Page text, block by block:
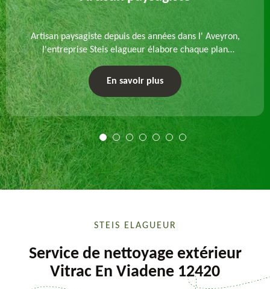
Artisan paysagiste depuis des années dans l' Aveyron,
l'entreprise Steis elagueur élabore chaque plan
d'aménagement paysager et exécute les travaux
afférents. Devis gratuit et sur mesure.
En savoir plus
STEIS ELAGUEUR
Service de nettoyage extérieur
Vitrac En Viadene 12420